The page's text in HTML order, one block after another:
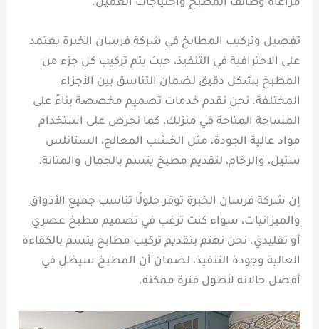
مراعاة وظائف المطبخ واحتياجات العميل.
تفصيل وتركيب المطابخ في شركة فرسان الخبرة يعتمد
على الاحترافية في التنفيذ، حيث يتم تركيب كل جزء من
المطبخ بشكل دقيق لضمان التناسق بين الأجزاء
المختلفة. نحن نقدم خدمات تصميم مخصصة بناءً على
المساحة المتاحة في منزلك، كما نحرص على استخدام
مواد عالية الجودة، مثل الخشب المعالج، الستانلس
ستيل، والرخام، لتقديم مطبخ يتسم بالجمال والمتانة.
إن شركة فرسان الخبرة توفر حلولًا تناسب جميع الأذواق
والميزانيات، سواء كنت ترغب في تصميم مطبخ عصري
أو تقليدي. نحن نهتم بتقديم تركيب مطابخ يتسم بالكفاءة
العالية وجودة التنفيذ، لضمان أن المطبخ سيظل في
أفضل حالاته لأطول فترة ممكنة.